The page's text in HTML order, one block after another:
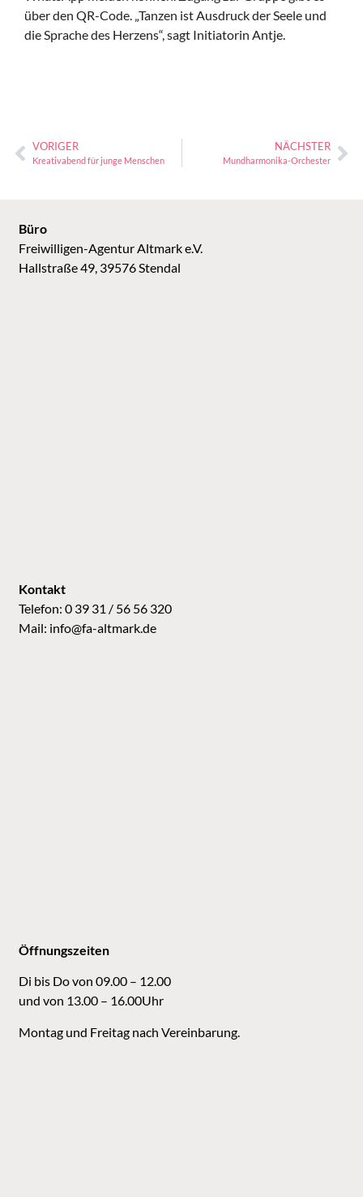
über den QR-Code. „Tanzen ist Ausdruck der Seele und
die Sprache des Herzens“, sagt Initiatorin Antje.
VORIGER
Kreativabend für junge Menschen
NÄCHSTER
Mundharmonika-Orchester
Öffnungszeiten
Di bis Do von 09.00 – 12.00
und von 13.00 – 16.00Uhr
Montag und Freitag nach Vereinbarung.
Kontakt
Telefon: 0 39 31 / 56 56 320
Mail: info@fa-altmark.de
Büro
Freiwilligen-Agentur Altmark e.V.
Hallstraße 49, 39576 Stendal